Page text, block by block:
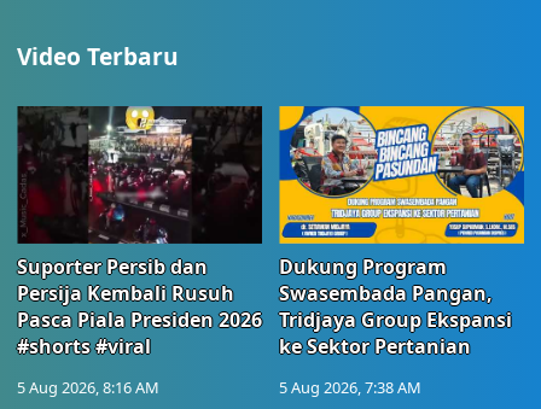
Video Terbaru
Suporter Persib dan
Persija Kembali Rusuh
Pasca Piala Presiden 2026
#shorts #viral
5 Aug 2026, 8:16 AM
Dukung Program
Swasembada Pangan,
Tridjaya Group Ekspansi
ke Sektor Pertanian
5 Aug 2026, 7:38 AM